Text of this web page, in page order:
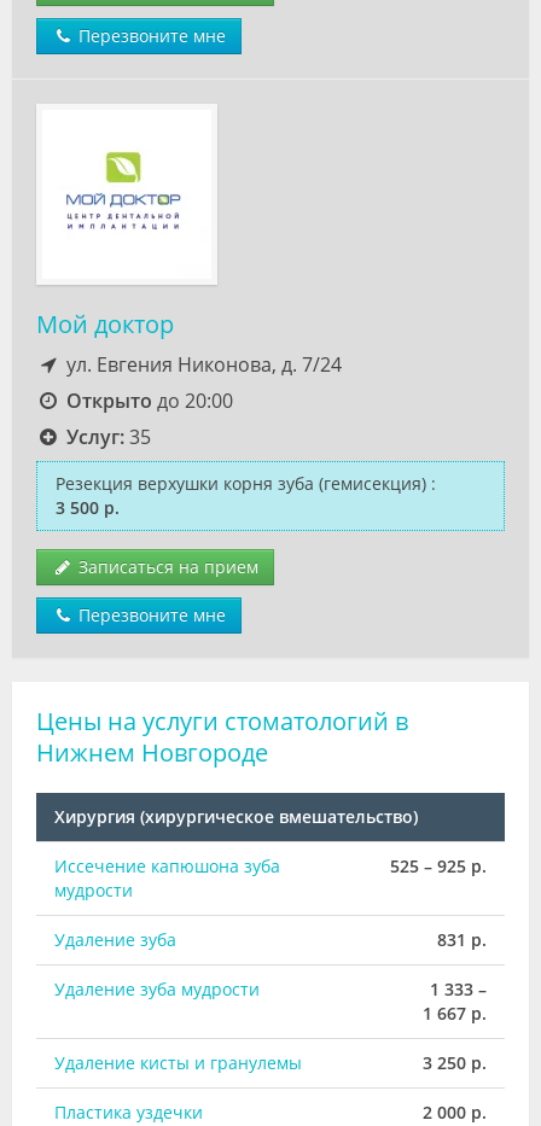
Перезвоните мне
Мой доктор
ул. Евгения Никонова, д. 7/24
Открыто до 20:00
Услуг:35
Резекция верхушки корня зуба (гемисекция) :
3 500 р.
Записаться на прием
Перезвоните мне
Цены на услуги стоматологий в
Нижнем Новгороде
Хирургия (хирургическое вмешательство)
Иссечение капюшона зуба
мудрости
525 – 925 р.
Удаление зуба 831 р.
Удаление зуба мудрости
1 333 –
1 667 р.
Удаление кисты и гранулемы 3 250 р.
Пластика уздечки 2 000 р.